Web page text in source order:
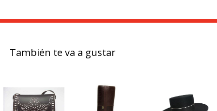
También te va a gustar